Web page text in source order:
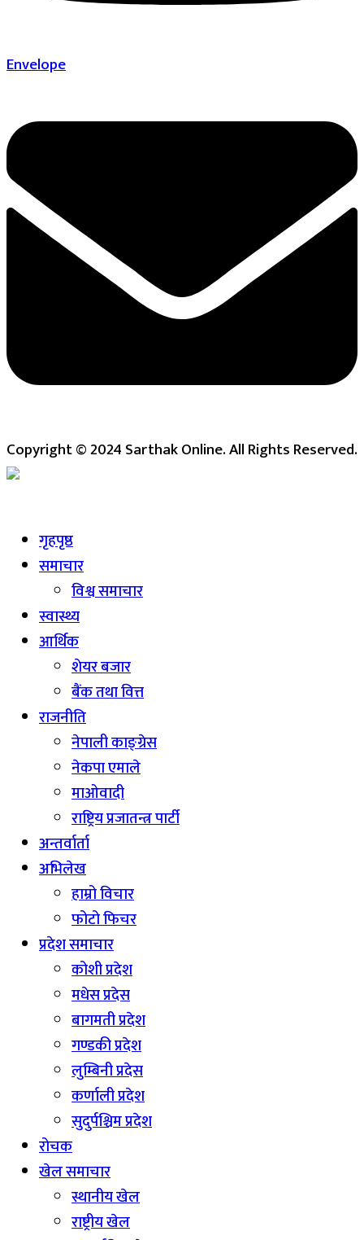
Envelope
Copyright © 2024 Sarthak Online. All Rights Reserved.
गृहपृष्ठ
समाचार
विश्व समाचार
स्वास्थ्य
आर्थिक
शेयर बजार
बैंक तथा वित्त
राजनीति
नेपाली काङ्ग्रेस
नेकपा एमाले
माओवादी
राष्ट्रिय प्रजातन्त्र पार्टी
अन्तर्वार्ता
अभिलेख
हाम्रो विचार
फोटो फिचर
प्रदेश समाचार
कोशी प्रदेश
मधेस प्रदेस
बागमती प्रदेश
गण्डकी प्रदेश
लुम्बिनी प्रदेस
कर्णाली प्रदेश
सुदुर्पश्चिम प्रदेश
रोचक
खेल समाचार
स्थानीय खेल
राष्ट्रीय खेल